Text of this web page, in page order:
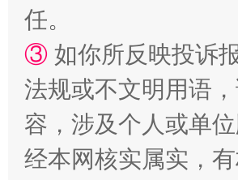
“蜀中异人”王建安的艺术幻境
任。
③ 如你所反映投诉
法规或不文明用语
容，涉及个人或单
经本网核实属实，